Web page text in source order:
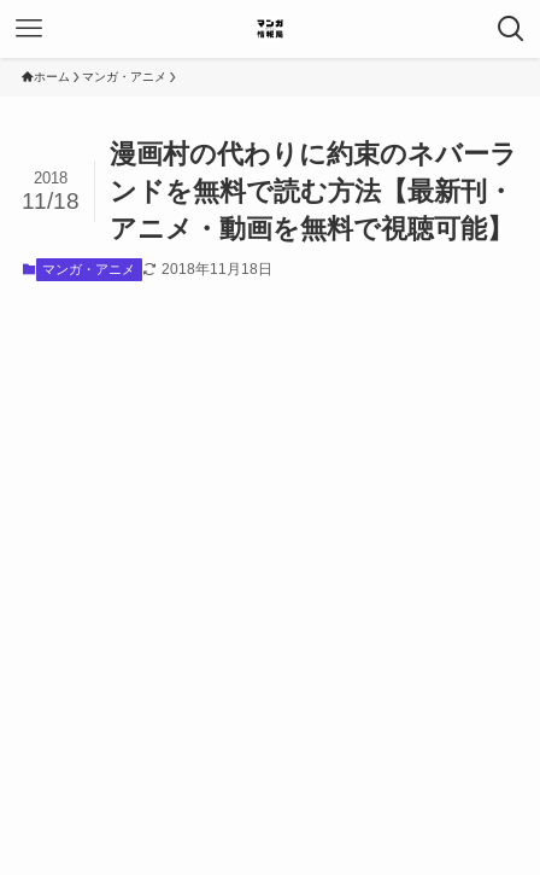
ホーム マンガ・アニメ
漫画村の代わりに約束のネバーラ
ンドを無料で読む方法【最新刊・
アニメ・動画を無料で視聴可能】
2018
11/18
マンガ・アニメ 2018年11月18日